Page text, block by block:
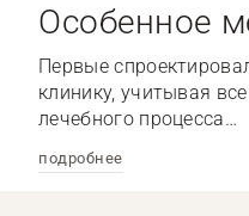
Особенное
Первые
клинику, учитывая
лечебного процесса…
подробнее